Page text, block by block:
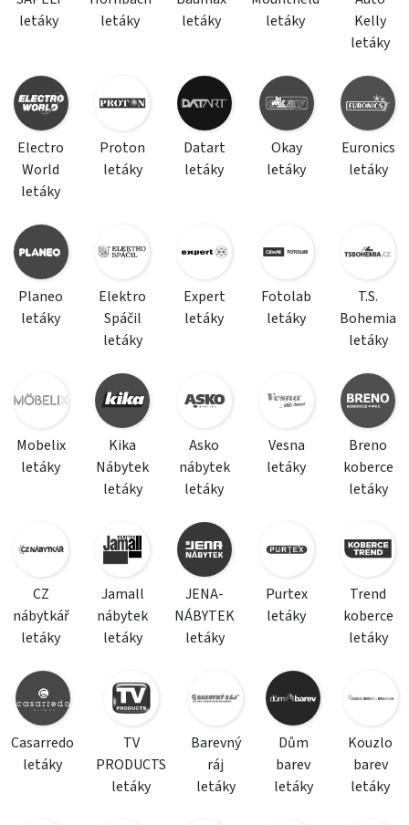
letáky
letáky
letáky
letáky
Kelly
letáky
Electro
World
letáky
Proton
letáky
Datart
letáky
Okay
letáky
Euronics
letáky
Planeo
letáky
Elektro
Spáčil
letáky
Expert
letáky
Fotolab
letáky
T.S.
Bohemia
letáky
Mobelix
letáky
Kika
Nábytek
letáky
Asko
nábytek
letáky
Vesna
letáky
Breno
koberce
letáky
CZ
nábytkář
letáky
Jamall
nábytek
letáky
JENA-
NÁBYTEK
letáky
Purtex
letáky
Trend
koberce
letáky
Casarredo
letáky
TV
PRODUCTS
letáky
Barevný
ráj
letáky
Dům
barev
letáky
Kouzlo
barev
letáky